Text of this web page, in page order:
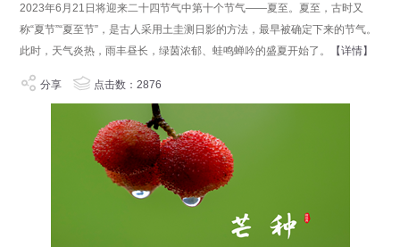
2023年6月21日将迎来二十四节气中第十个节气——夏至。夏至，古时又
称“夏节”“夏至节”，是古人采用土圭测日影的方法，最早被确定下来的节气。
此时，天气炎热，雨丰昼长，绿茵浓郁、蛙鸣蝉吟的盛夏开始了。
【详情】
分享 点击数：2876